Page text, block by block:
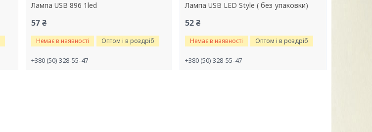
Лампа USB 896 1led
57 ₴
Немає в наявності Оптом і в роздріб
+380 (50) 328-55-47
Лампа USB LED Style ( без упаковки)
52 ₴
Немає в наявності Оптом і в роздріб
+380 (50) 328-55-47